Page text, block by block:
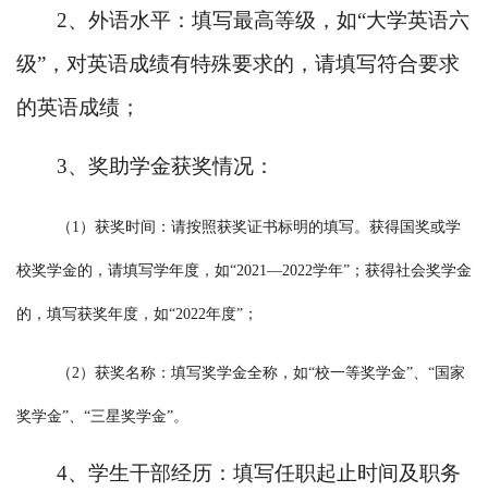
2、外语水平：填写最高等级，如“大学英语六
级”，对英语成绩有特殊要求的，请填写符合要求
的英语成绩；
3、奖助学金获奖情况：
（ 1）获奖时间：请按照获奖证书标明的填写。获得国奖或学
校奖学金的，请填写学年度，如“2021—2022学年”；获得社会奖学金
的，填写获奖年度，如“2022年度”；
（2）获奖名称：填写奖学金全称，如“校一等奖学金”、“国家
奖学金”、“三星奖学金”。
4、学生干部经历：填写任职起止时间及职务